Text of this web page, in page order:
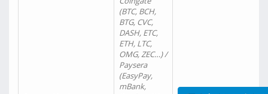
(BTC, BCH,
BTG, CVC,
DASH, ETC,
ETH, LTC,
OMG, ZEC…) /
Paysera
(EasyPay,
mBank,